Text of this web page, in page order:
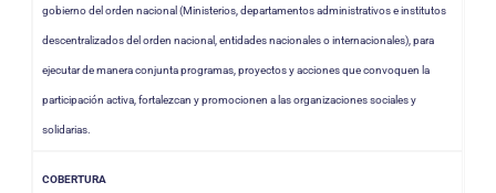
gobierno del orden nacional (Ministerios, departamentos administrativos e institutos
descentralizados del orden nacional, entidades nacionales o internacionales), para
ejecutar de manera conjunta programas, proyectos y acciones que convoquen la
participación activa, fortalezcan y promocionen a las organizaciones sociales y
solidarias.
COBERTURA